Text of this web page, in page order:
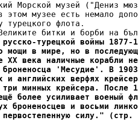
Морской музей ("Дениз
этом музее есть немало
турецкого флота.
битки и борби на
русско-турецкой войны
мощи в мире, но в
XX века наличные корабли
броненосца 'Месудие'. В
и английских верфях
минных крейсера. После
более усиливает военый
броненосцев и восьми
первостепенную силу." (стр.